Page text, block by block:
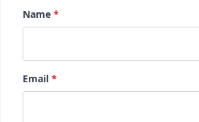
Name *
Email *